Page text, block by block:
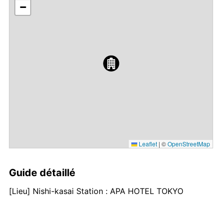
−
Leaflet | ©OpenStreetMap
Guide détaillé
[Lieu] Nishi-kasai Station : APA HOTEL TOKYO